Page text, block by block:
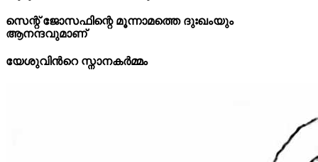
സെന്റ് ജോസഫിന്റെ മൂന്നാമത്തെ ദുഃഖംയും
ആനന്ദവുമാണ്
യേശുവിൻറെ സ്നാനകർമ്മം